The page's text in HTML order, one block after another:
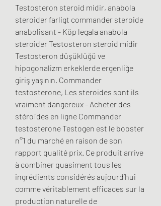
Testosteron steroid midir, anabola
steroider farligt commander steroide
anabolisant - Köp legala anabola
steroider Testosteron steroid midir
Testosteron düşüklüğü ve
hipogonalizm erkeklerde ergenliğe
giriş yaşının. Commander
testosterone, Les steroides sont ils
vraiment dangereux - Acheter des
stéroïdes en ligne Commander
testosterone Testogen est le booster
n°1 du marché en raison de son
rapport qualité prix. Ce produit arrive
à combiner quasiment tous les
ingrédients considérés aujourd’hui
comme véritablement efficaces sur la
production naturelle de